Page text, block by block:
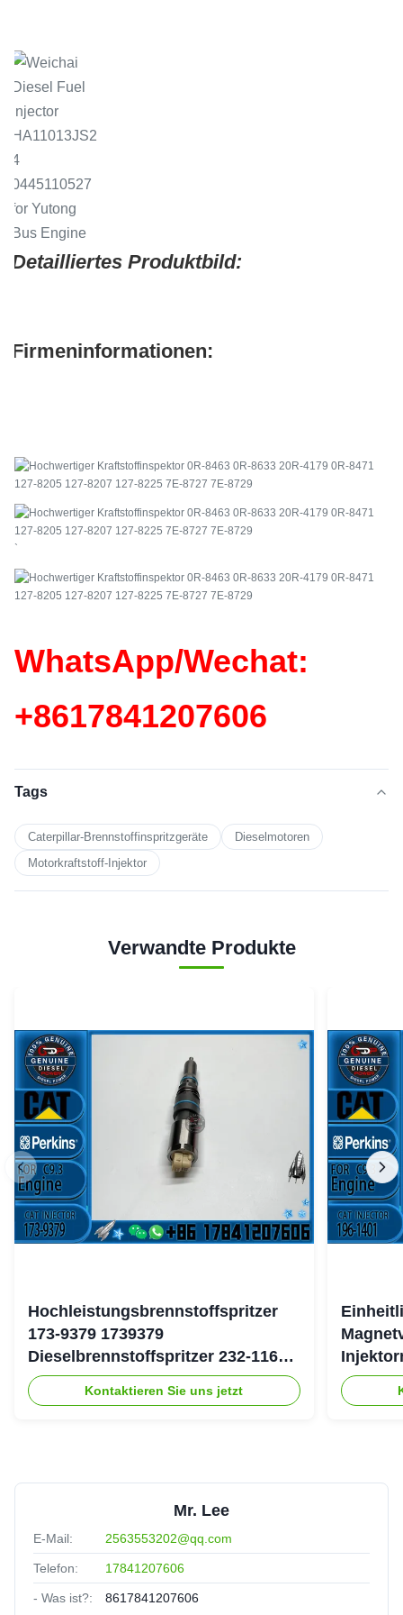
Detailliertes Produktbild:
Firmeninformationen:
`
WhatsApp/Wechat:
+8617841207606
Tags
Caterpillar-Brennstoffinspritzgeräte
Dieselmotoren
Motorkraftstoff-Injektor
Verwandte Produkte
Hochleistungsbrennstoffspritzer
173-9379 1739379
Dieselbrennstoffspritzer 232-1167
2321167 für Caterpillar 3126 Motor
Kontaktieren Sie uns jetzt
4754
Mr. Lee
E-Mail: 2563553202@qq.com
Telefon: 17841207606
- Was ist?: 8617841207606